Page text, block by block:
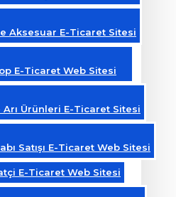
Aksesuar E-Ticaret Sitesi
E-Ticaret Web Sitesi
Arı Ürünleri E-Ticaret Sitesi
Satışı E-Ticaret Web Sitesi
E-Ticaret Web Sitesi